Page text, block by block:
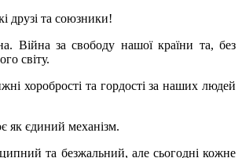
друзі та союзники!
Війна за свободу нашої країни та, без
світу.
хоробрості та гордості за наших людей
як єдиний механізм.
та безжальний, але сьогодні кожне